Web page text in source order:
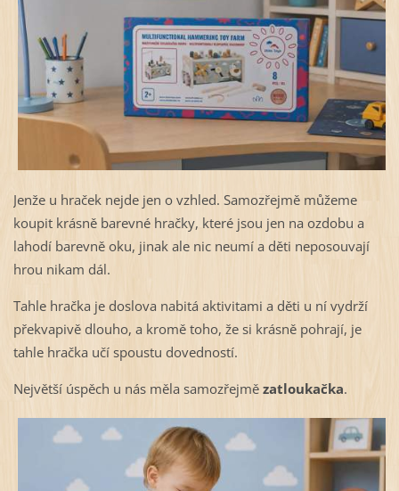
Jenže u hraček nejde jen o vzhled. Samozřejmě můžeme
koupit krásně barevné hračky, které jsou jen na ozdobu a
lahodí barevně oku, jinak ale nic neumí a děti neposouvají
hrou nikam dál.
Tahle hračka je doslova nabitá aktivitami a děti u ní vydrží
překvapivě dlouho, a kromě toho, že si krásně pohrají, je
tahle hračka učí spoustu dovedností.
Největší úspěch u nás měla samozřejmě zatloukačka.